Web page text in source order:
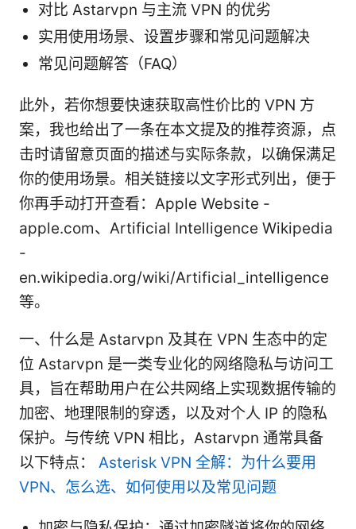
对比 Astarvpn 与主流 VPN 的优劣
实用使用场景、设置步骤和常见问题解决
常见问题解答（FAQ）
此外，若你想要快速获取高性价比的 VPN 方
案，我也给出了一条在本文提及的推荐资源，点
击时请留意页面的描述与实际条款，以确保满足
你的使用场景。相关链接以文字形式列出，便于
你再手动打开查看：Apple Website -
apple.com、Artificial Intelligence Wikipedia
-
en.wikipedia.org/wiki/Artificial_intelligence
等。
一、什么是 Astarvpn 及其在 VPN 生态中的定
位 Astarvpn 是一类专业化的网络隐私与访问工
具，旨在帮助用户在公共网络上实现数据传输的
加密、地理限制的穿透，以及对个人 IP 的隐私
保护。与传统 VPN 相比，Astarvpn 通常具备
以下特点： Asterisk VPN 全解：为什么要用
VPN、怎么选、如何使用以及常见问题